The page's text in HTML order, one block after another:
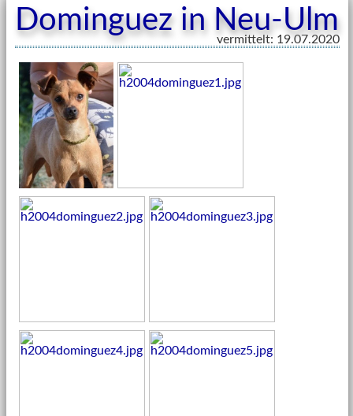
Dominguez in Neu-Ulm
vermittelt: 19.07.2020